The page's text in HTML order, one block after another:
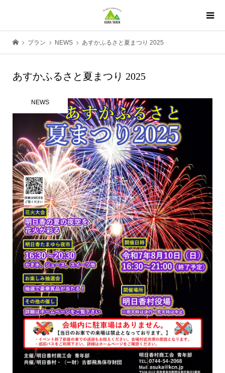
プラン NEWS あすかふるさと夏まつり 2025
あすかふるさと夏まつり 2025
NEWS